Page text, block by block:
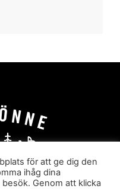
för att ge dig den
ihåg dina
Genom att klicka